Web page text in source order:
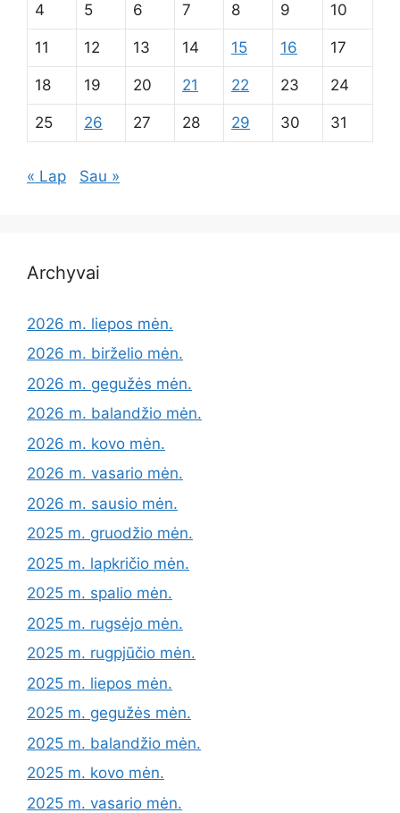
4 5 6 7 8 9 10
11 12 13 14 15 16 17
18 19 20 21 22 23 24
25 26 27 28 29 30 31
« Lap Sau »
Archyvai
2026 m. liepos mėn.
2026 m. birželio mėn.
2026 m. gegužės mėn.
2026 m. balandžio mėn.
2026 m. kovo mėn.
2026 m. vasario mėn.
2026 m. sausio mėn.
2025 m. gruodžio mėn.
2025 m. lapkričio mėn.
2025 m. spalio mėn.
2025 m. rugsėjo mėn.
2025 m. rugpjūčio mėn.
2025 m. liepos mėn.
2025 m. gegužės mėn.
2025 m. balandžio mėn.
2025 m. kovo mėn.
2025 m. vasario mėn.